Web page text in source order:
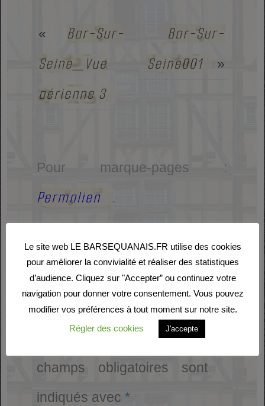
« Bar-Sur-
Seine_Vue
aérienne 3
Bar-Sur-
Seine001
»
Pour marque-pages :
Permalien .
Laisser un commentaire
Votre adresse e-mail ne
sera pas publiée.
Les
champs obligatoires sont
indiqués avec*
Le site web LE BARSEQUANAIS.FR utilise des cookies
pour améliorer la convivialité et réaliser des statistiques
d’audience. Cliquez sur "Accepter” ou continuez votre
navigation pour donner votre consentement. Vous pouvez
modifier vos préférences à tout moment sur notre site.
Régler des cookies
J'accepte